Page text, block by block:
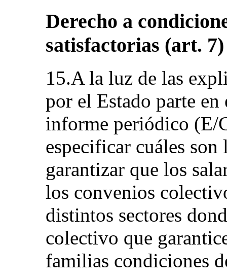
Derecho a
satisfactorias (art. 7)
15.A la luz de las
por el Estado parte
informe periódico (E/
especificar cuáles son
garantizar que los
los convenios
distintos sectores
colectivo que
familias condiciones